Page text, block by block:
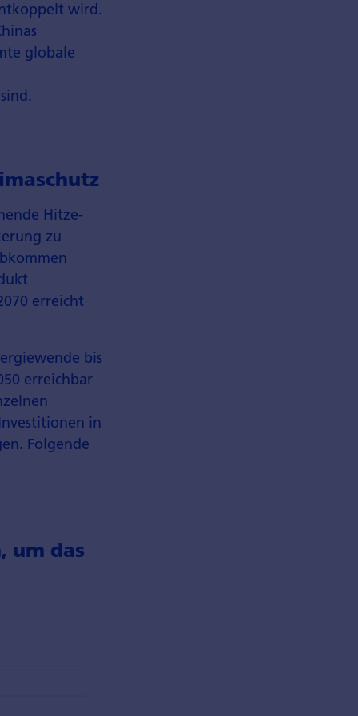
wird.
globale
Hitze­
zu
erreicht
bis
erreichbar
in
Folgende
um das